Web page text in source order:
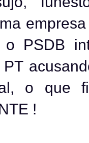
PSDB
o que
!